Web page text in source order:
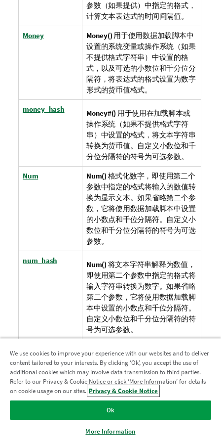
参数（如果提供）中指定的格式，
计算文本表达式的时间间隔值。
Money Money() 用于使用数据加载脚本中
设置的系统变量或操作系统（如果
不提供格式字符串）中设置的格
式，以及可选的小数位和千分位分
隔符，将表达式的格式设置为数字
形式的货币值格式。
money_hash Money#() 用于使用在加载脚本或
操作系统（如果不提供格式字符
串）中设置的格式，将文本字符串
转换为货币值。自定义小数位和千
分位分隔符的符号为可选参数。
Num Num() 格式化数字，即使用第二个
参数中指定的格式将输入的数值转
换为显示文本。如果省略第二个参
数，它将使用数据加载脚本中设置
的小数点和千位分隔符。自定义小
数位和千分位分隔符的符号为可选
参数。
num_hash Num() 将文本字符串解释为数值，
即使用第二个参数中指定的格式将
输入字符串转换为数字。如果省略
第二个参数，它将使用数据加载脚
本中设置的小数点和千位分隔符。
自定义小数位和千分位分隔符的符
号为可选参数。
用于强制将表达式作文本进
行处理，即使可能解释为数字。
Time Time() 用于使用数据加载脚本的系
统变量或操作系统（如果不提供格
式字符串）中设置的时间格式，将
表达式的格式设置为时间值格式。
Time#()用于使用数据加载脚本或
We use cookies to improve your experience with our websites and to deliver
content tailored to your interests. By clicking ‘Ok’, you accept the use of
additional cookies which may involve data transmission to third parties.
Refer to our Privacy & Cookie Notice or click ‘More Information’ for details
on cookie usage on our sites. Privacy & Cookie Notice
Ok
More Information